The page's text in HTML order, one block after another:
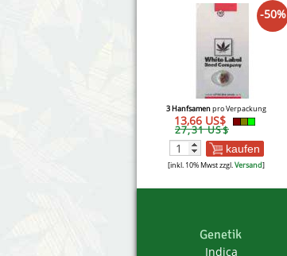
-50%
3 Hanfsamenpro Verpackung
13,66 US$
27,31 US$
kaufen
[inkl. 10% Mwst zzgl.Versand]
Genetik
Indica